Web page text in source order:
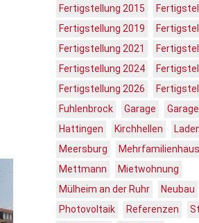
Fertigstellung 2015
Fertigstellung 2019
Fertigstellung 2021
Fertigstellung 2024
Fertigstellung 2026
Fuhlenbrock
Garage
Hattingen
Kirchhellen
Meersburg
Mehrfamilienhaus
Mettmann
Mietwohnung
Mülheim an der Ruhr
Neubau
Photovoltaik
Referenzen